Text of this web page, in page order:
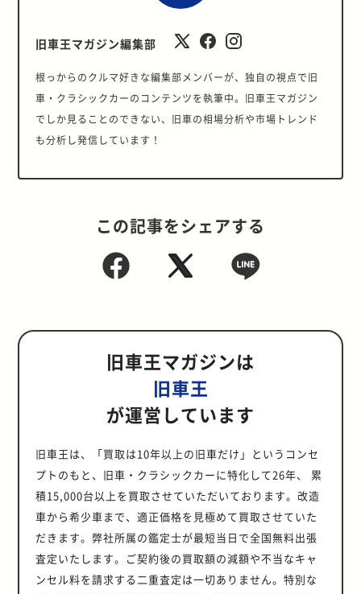
旧車王マガジン編集部
根っからのクルマ好きな編集部メンバーが、独自の視点で旧
車・クラシックカーのコンテンツを執筆中。旧車王マガジン
でしか見ることのできない、旧車の相場分析や市場トレンド
も分析し発信しています！
この記事をシェアする
旧車王マガジンは
旧車王
が運営しています
旧車王は、「買取は10年以上の旧車だけ」というコンセ
プトのもと、旧車・クラシックカーに特化して26年、 累
積15,000台以上を買取させていただいております。改造
車から希少車まで、適正価格を見極めて買取させていた
だきます。弊社所属の鑑定士が最短当日で全国無料出張
査定いたします。ご契約後の買取額の減額や不当なキャ
ンセル料を請求する二重査定は一切ありません。特別な